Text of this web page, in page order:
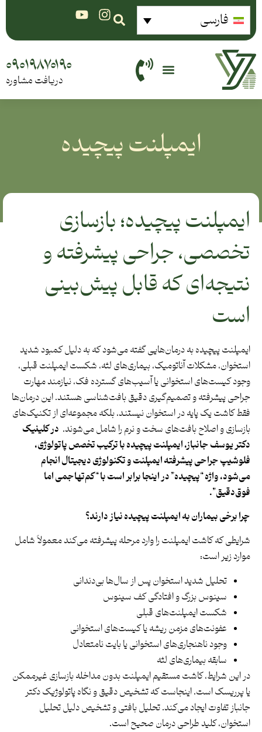
فارسی
۰۹۰۱۹۸۷۰۱۹۰
دریافت مشاوره
ایمپلنت پیچیده
ایمپلنت پیچیده؛ بازسازی
تخصصی، جراحی پیشرفته و
نتیجه‌ای که قابل پیش‌بینی
است
ایمپلنت پیچیده به درمان‌هایی گفته می‌شود که به دلیل کمبود شدید
استخوان، مشکلات آناتومیک، بیماری‌های لثه، شکست ایمپلنت قبلی،
وجود کیست‌های استخوانی یا آسیب‌های گسترده فک، نیازمند مهارت
جراحی پیشرفته و تصمیم‌گیری دقیق بافت‌شناسی هستند. این درمان‌ها
فقط کاشت یک پایه در استخوان نیستند، بلکه مجموعه‌ای از تکنیک‌های
بازسازی و اصلاح بافت‌های سخت و نرم را شامل می‌شوند. در کلینیک
دکتر یوسف جانباز، ایمپلنت پیچیده با ترکیب تخصص پاتولوژی،
فلوشیپ جراحی پیشرفته ایمپلنت و تکنولوژی دیجیتال انجام
می‌شود، واژه“پیچیده”در اینجا برابر است با“کم‌تهاجمی اما
فوق‌دقیق”.
چرا برخی بیماران به ایمپلنت پیچیده نیاز دارند؟
شرایطی که کاشت ایمپلنت را وارد مرحله پیشرفته می‌کند معمولاً شامل
موارد زیر است:
تحلیل شدید استخوان پس از سال‌ها بی‌دندانی
سینوس بزرگ و افتادگی کف سینوس
شکست ایمپلنت‌های قبلی
عفونت‌های مزمن ریشه یا کیست‌های استخوانی
وجود ناهنجاری‌های استخوانی یا بایت نامتعادل
سابقه بیماری‌های لثه
در این شرایط، کاشت مستقیم ایمپلنت بدون مداخله بازسازی غیرممکن
یا پرریسک است. اینجاست که تشخیص دقیق و نگاه پاتولوژیک دکتر
جانباز تفاوت ایجاد می‌کند. تحلیل بافتی و تشخیص دلیل تحلیل
استخوان، کلید طراحی درمان صحیح است.